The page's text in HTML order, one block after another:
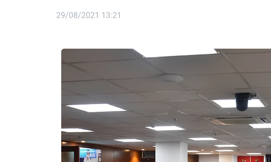
29/08/2021 13:21